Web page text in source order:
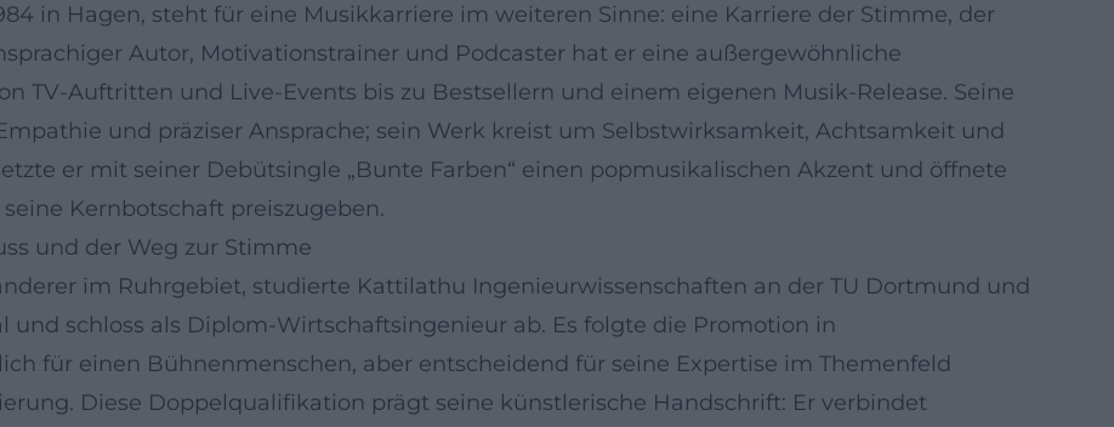
in Hagen, steht für eine Musikkarriere im weiteren Sinne: eine Karriere der Stimme, der
Autor, Motivationstrainer und Podcaster hat er eine außergewöhnliche
TV-Auftritten und Live-Events bis zu Bestsellern und einem eigenen Musik-Release. Seine
und präziser Ansprache; sein Werk kreist um Selbstwirksamkeit, Achtsamkeit und
er mit seiner Debütsingle „Bunte Farben“ einen popmusikalischen Akzent und öffnete
Kernbotschaft preiszugeben.
und der Weg zur Stimme
im Ruhrgebiet, studierte Kattilathu Ingenieurwissenschaften an der TU Dortmund und
schloss als Diplom-Wirtschaftsingenieur ab. Es folgte die Promotion in
für einen Bühnenmenschen, aber entscheidend für seine Expertise im Themenfeld
Diese Doppelqualifikation prägt seine künstlerische Handschrift: Er verbindet